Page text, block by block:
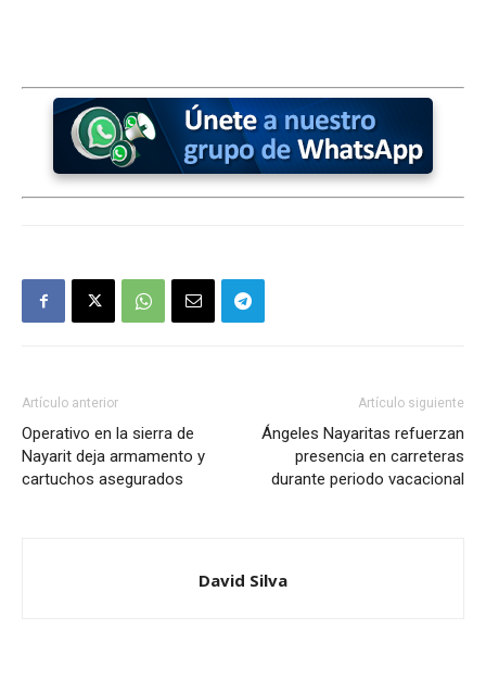
Artículo anterior
Operativo en la sierra de
Nayarit deja armamento y
cartuchos asegurados
Artículo siguiente
Ángeles Nayaritas refuerzan
presencia en carreteras
durante periodo vacacional
David Silva